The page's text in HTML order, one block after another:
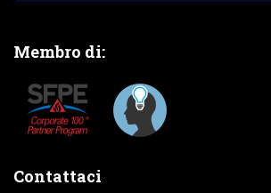
Membro di:
Contattaci